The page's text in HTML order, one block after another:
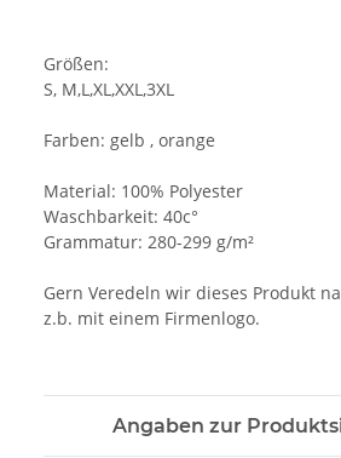
Größen:
S, M,L,XL,XXL,3XL
Farben: gelb , orange
Material: 100% Polyester
Waschbarkeit: 40c°
Grammatur: 280-299 g/m²
Gern Veredeln wir dieses Produkt
z.b. mit einem Firmenlogo.
Angaben zur